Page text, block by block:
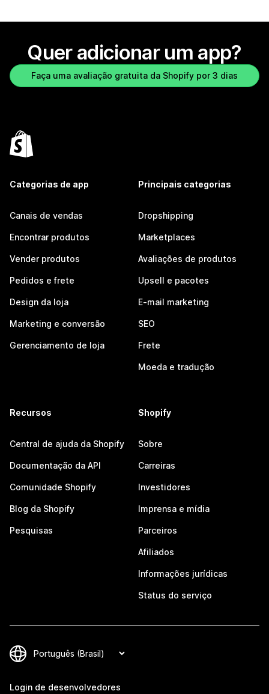
Quer adicionar um app?
Faça uma avaliação gratuita da Shopify por 3 dias
Categorias de app
Canais de vendas
Encontrar produtos
Vender produtos
Pedidos e frete
Design da loja
Marketing e conversão
Gerenciamento de loja
Principais categorias
Dropshipping
Marketplaces
Avaliações de produtos
Upsell e pacotes
E-mail marketing
SEO
Frete
Moeda e tradução
Recursos
Central de ajuda da Shopify
Documentação da API
Comunidade Shopify
Blog da Shopify
Pesquisas
Shopify
Sobre
Carreiras
Investidores
Imprensa e mídia
Parceiros
Afiliados
Informações jurídicas
Status do serviço
Login de desenvolvedores